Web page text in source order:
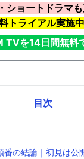
ショートドラマも
トライアル実施中
TVを14日間無料
目次
番の結論｜初見は公